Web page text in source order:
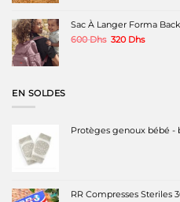
130 Dhs.
89 Dhs.
Sac À Langer Forma
600Dhs Le
320 DhsLe
EN SOLDES
Protèges genoux bébé -
RR Compresses Steriles